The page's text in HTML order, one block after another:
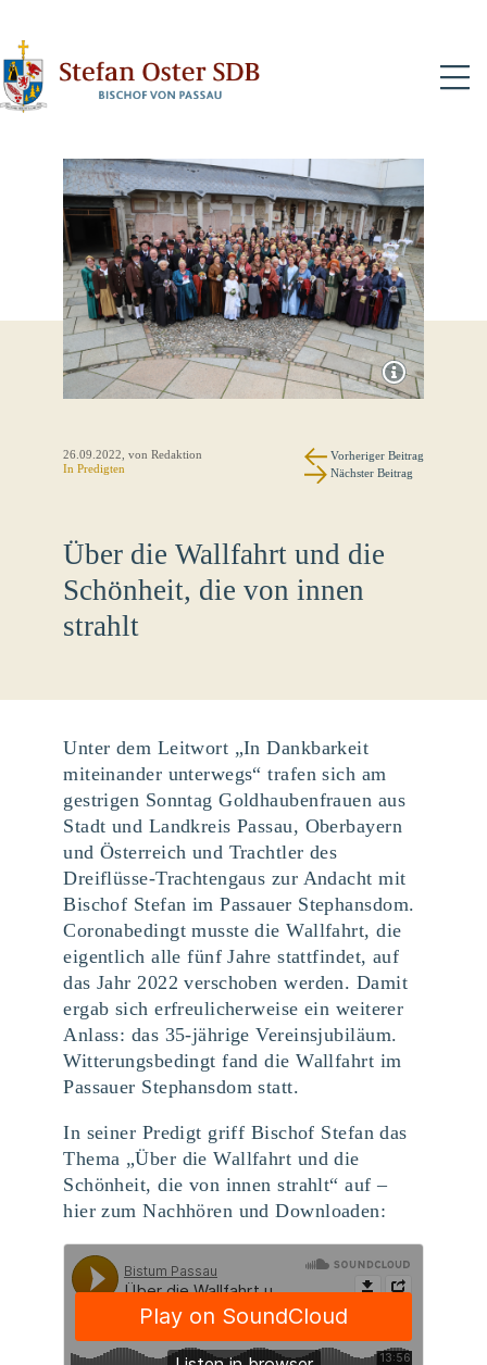
26.09.2022 , von Redaktion
InPredigten
Vorheriger Beitrag
Nächster Beitrag
Über die Wallfahrt und die
Schönheit, die von innen
strahlt
Unter dem Leitwort „In Dankbarkeit
miteinander unterwegs“ trafen sich am
gestrigen Sonntag Goldhaubenfrauen aus
Stadt und Landkreis Passau, Oberbayern
und Österreich und Trachtler des
Dreiflüsse-Trachtengaus zur Andacht mit
Bischof Stefan im Passauer Stephansdom.
Coronabedingt musste die Wallfahrt, die
eigentlich alle fünf Jahre stattfindet, auf
das Jahr 2022 verschoben werden. Damit
ergab sich erfreulicherweise ein weiterer
Anlass: das 35-jährige Vereinsjubiläum.
Witterungsbedingt fand die Wallfahrt im
Passauer Stephansdom statt.
In seiner Predigt griff Bischof Stefan das
Thema „Über die Wallfahrt und die
Schönheit, die von innen strahlt“ auf –
hier zum Nachhören und Downloaden: